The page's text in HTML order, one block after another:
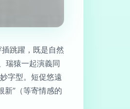
跳躍，既是自然
瑞猿一起演義同
字型。短促悠遠
新”（等寄情感的